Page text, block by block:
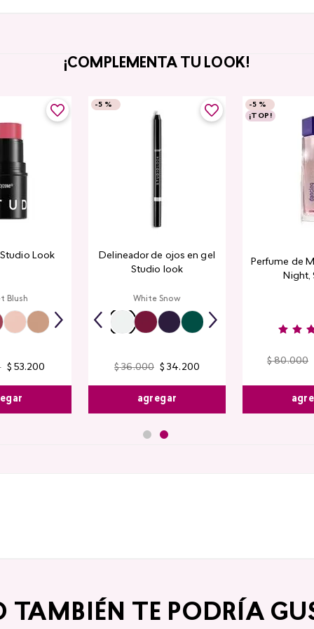
¡COMPLEMENTA TU LOOK!
Look
Blush
$ 53.200
-5 %
Delineador de ojos en gel
Studio look
White Snow
$ 36.000 $ 34. 200
agregar
-5 %
¡TOP!
Perfume de
Night,
$ 80.000
TAMBIÉN TE PODRÍA